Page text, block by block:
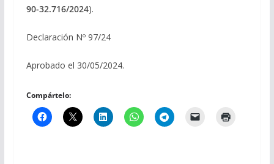
90-32.716/2024).
Declaración Nº 97/24
Aprobado el 30/05/2024.
Compártelo: